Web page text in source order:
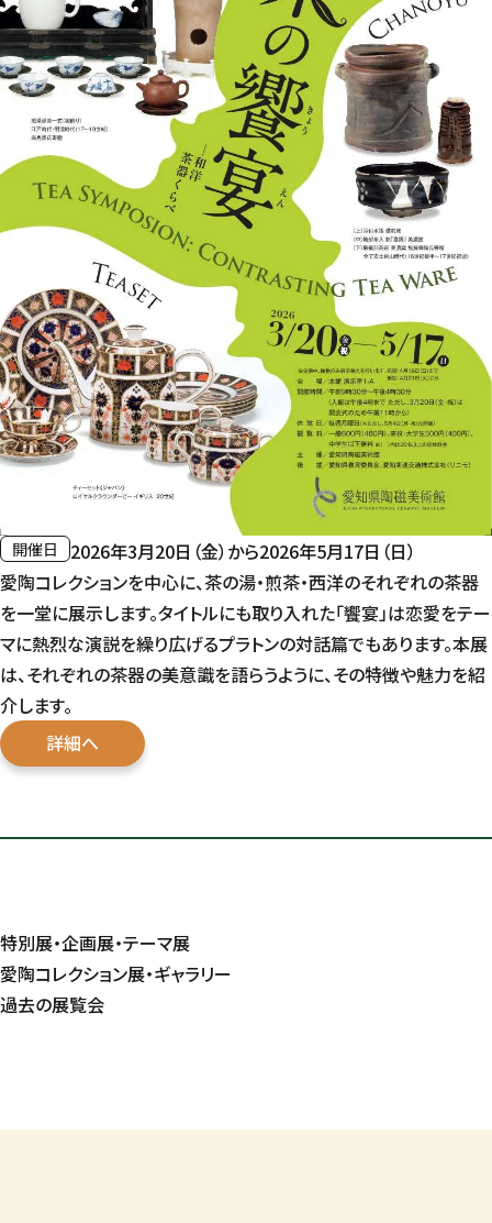
開催日
2026年3月20日（金）から2026年5月17日（日）
愛陶コレクションを中心に、茶の湯・煎茶・西洋のそれぞれの茶器
を一堂に展示します。タイトルにも取り入れた「饗宴」は恋愛をテー
マに熱烈な演説を繰り広げるプラトンの対話篇でもあります。本展
は、それぞれの茶器の美意識を語らうように、その特徴や魅力を紹
介します。
詳細へ
特別展・企画展・テーマ展
愛陶コレクション展・ギャラリー
過去の展覧会